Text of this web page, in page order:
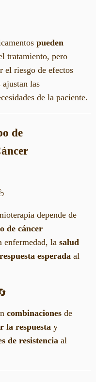
pueden
tratamiento, pero
el riesgo de efectos
las
de la paciente.
de
depende de
de cáncer
enfermedad, la salud
respuesta esperada al
combinaciones de
la respuesta y
de resistencia al